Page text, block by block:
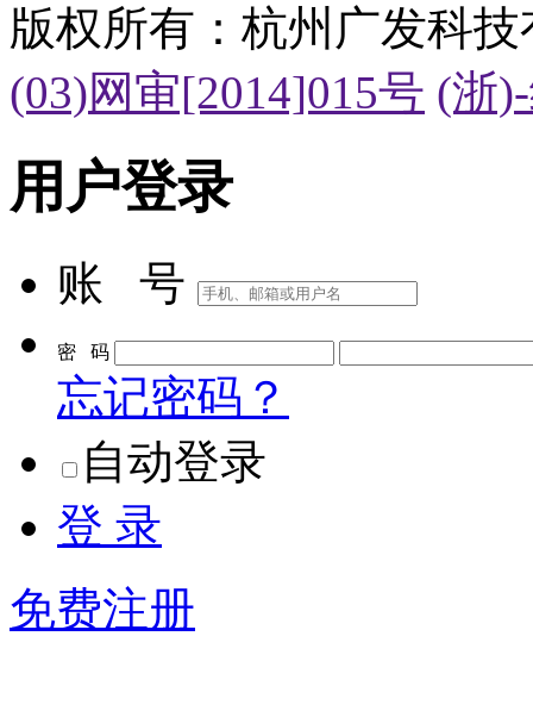
版权所有：杭州广发科
(03)网审[2014]015号 (浙
用户登录
账 号
密 码
忘记密码？
自动登录
登 录
免费注册